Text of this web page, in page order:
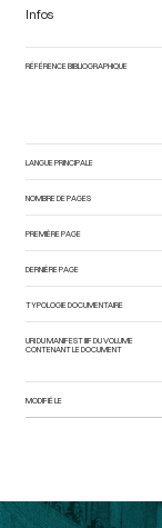
Infos
RÉFÉRENCE BIBLIOGRAPHIQUE
LANGUE PRINCIPALE
NOMBRE DE PAGES
PREMIÈRE PAGE
DERNIÈRE PAGE
TYPOLOGIE DOCUMENTAIRE
URI DU MANIFEST IIIF DU VOLUME
CONTENANT LE DOCUMENT
MODIFIÉ LE